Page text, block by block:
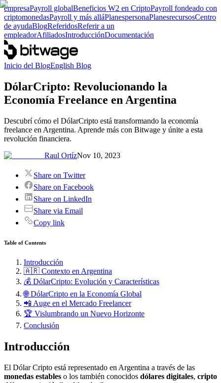
empresaPayroll globalBeneficios W2 en CriptoPayroll fondeado con
criptomonedasPayroll y más alláPlanespersonaPlanesrecursosCentro
de ayudaBlogReferidosReferir a un
empleadorAfiliadosIntroducciónDocumentación
Inicio del BlogEnglish Blog
DólarCripto: Revolucionando la
Economía Freelance en Argentina
Descubrí cómo el DólarCripto está transformando la economía
freelance en Argentina. Aprende más con Bitwage y únite a esta
revolución financiera.
Raul OrtízNov 10, 2023
Share on Twitter
Share on Facebook
Share on LinkedIn
Share via Email
Copy link
Table of Contents
Introducción
🇦🇷 Contexto en Argentina
💰 DólarCripto: Evolución y Características
🌐 DólarCripto en la Economía Global
📲 Auge en el Mercado Freelancer
🏆 Vislumbrando un Nuevo Horizonte
Conclusión
Introducción
El Dólar Cripto está representado en Argentina a través de las
monedas estables o los también conocidos dólares digitales, cripto